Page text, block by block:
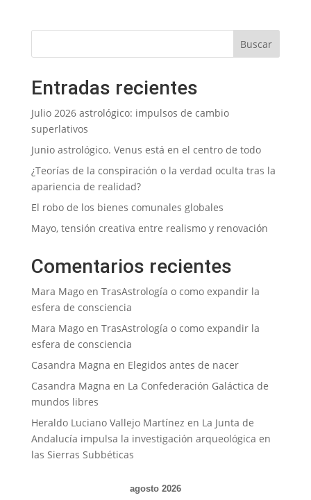
Entradas recientes
Julio 2026 astrológico: impulsos de cambio
superlativos
Junio astrológico. Venus está en el centro de todo
¿Teorías de la conspiración o la verdad oculta tras la
apariencia de realidad?
El robo de los bienes comunales globales
Mayo, tensión creativa entre realismo y renovación
Comentarios recientes
Mara Magoen TrasAstrología o como expandir la
esfera de consciencia
Mara Magoen TrasAstrología o como expandir la
esfera de consciencia
Casandra Magna en Elegidos antes de nacer
Casandra Magna en La Confederación Galáctica de
mundos libres
Heraldo Luciano Vallejo Martínez en La Junta de
Andalucía impulsa la investigación arqueológica en
las Sierras Subbéticas
agosto 2026